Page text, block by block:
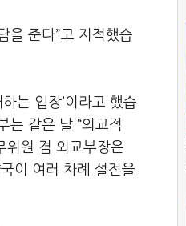
을 준다”고 지적했습
는 입장’이라고 했습
는 같은 날 “외교적
위원 겸 외교부장은
이 여러 차례 설전을